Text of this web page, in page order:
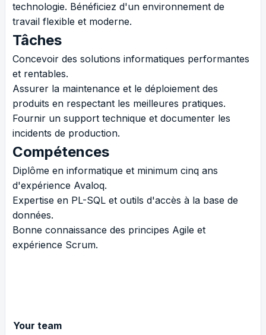
technologie. Bénéficiez d'un environnement de
travail flexible et moderne.
Tâches
Concevoir des solutions informatiques performantes
et rentables.
Assurer la maintenance et le déploiement des
produits en respectant les meilleures pratiques.
Fournir un support technique et documenter les
incidents de production.
Compétences
Diplôme en informatique et minimum cinq ans
d'expérience Avaloq.
Expertise en PL-SQL et outils d'accès à la base de
données.
Bonne connaissance des principes Agile et
expérience Scrum.
Your team